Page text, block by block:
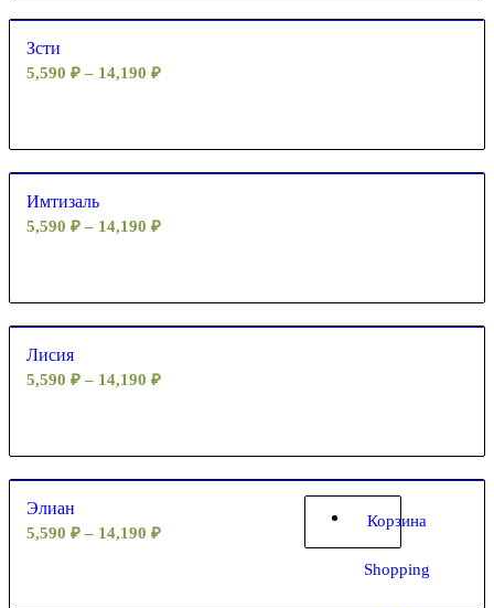
Корзина
Shopping
Зсти
5,590 ₽ – 14,190 ₽
Имтизаль
5,590 ₽ – 14,190 ₽
Лисия
5,590 ₽ – 14,190 ₽
Элиан
5,590 ₽ – 14,190 ₽